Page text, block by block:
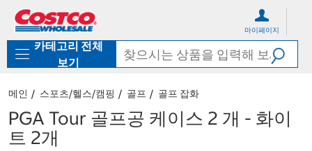
로
기
가
마이페이지
카테고리 전체
보기
메인 스포츠/헬스/캠핑 골프 골프 잡화
PGA Tour 골프공 케이스 2 개 - 화이
트 2개